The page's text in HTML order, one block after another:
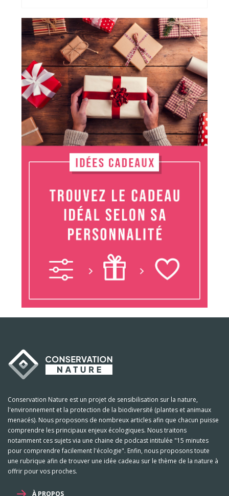
Conservation Nature est un projet de sensibilisation sur la nature,
l'environnement et la protection de la biodiversité (plantes et animaux
menacés). Nous proposons de nombreux articles afin que chacun puisse
comprendre les principaux enjeux écologiques. Nous traitons
notamment ces sujets via une chaine de podcast intitulée "15 minutes
pour comprendre facilement l'écologie". Enfin, nous proposons toute
une rubrique afin de trouver une idée cadeau sur le thème de la nature à
offrir pour vos proches.
À PROPOS